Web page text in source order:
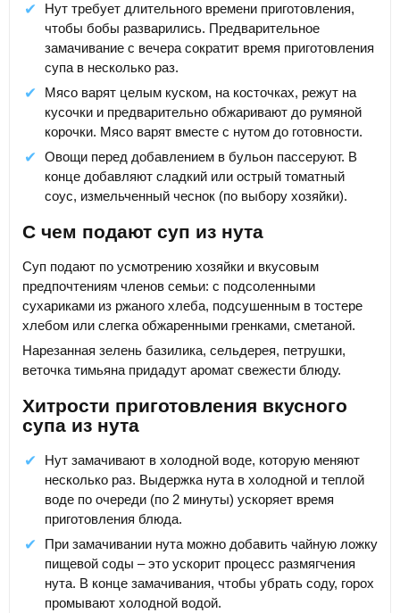
Нут требует длительного времени приготовления,
чтобы бобы разварились. Предварительное
замачивание с вечера сократит время приготовления
супа в несколько раз.
Мясо варят целым куском, на косточках, режут на
кусочки и предварительно обжаривают до румяной
корочки. Мясо варят вместе с нутом до готовности.
Овощи перед добавлением в бульон пассеруют. В
конце добавляют сладкий или острый томатный
соус, измельченный чеснок (по выбору хозяйки).
С чем подают суп из нута
Суп подают по усмотрению хозяйки и вкусовым
предпочтениям членов семьи: с подсоленными
сухариками из ржаного хлеба, подсушенным в тостере
хлебом или слегка обжаренными гренками, сметаной.
Нарезанная зелень базилика, сельдерея, петрушки,
веточка тимьяна придадут аромат свежести блюду.
Хитрости приготовления вкусного
супа из нута
Нут замачивают в холодной воде, которую меняют
несколько раз. Выдержка нута в холодной и теплой
воде по очереди (по 2 минуты) ускоряет время
приготовления блюда.
При замачивании нута можно добавить чайную ложку
пищевой соды – это ускорит процесс размягчения
нута. В конце замачивания, чтобы убрать соду, горох
промывают холодной водой.